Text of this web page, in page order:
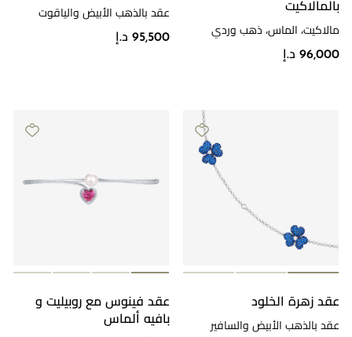
بالمالاكيت
مالاكيت، الماس، ذهب وردي
96,000 د.إ
عقد بالذهب الأبيض والياقوت
95,500 د.إ
عقد زهرة الخلود
عقد بالذهب الأبيض والسافير
عقد فينوس مع روبيليت و
بافيه ألماس